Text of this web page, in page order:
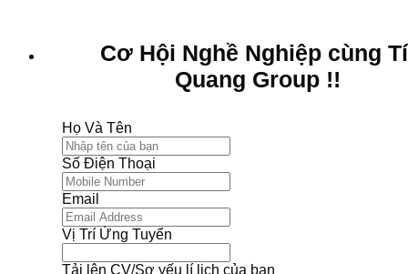
Cơ Hội Nghề Nghiệp cùng
Quang Group !!
Họ Và Tên
Số Điện Thoại
Email
Vị Trí Ứng Tuyển
Tải lên CV/Sơ yếu lí lịch của bạn